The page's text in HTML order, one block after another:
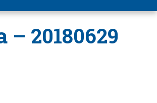
20180629